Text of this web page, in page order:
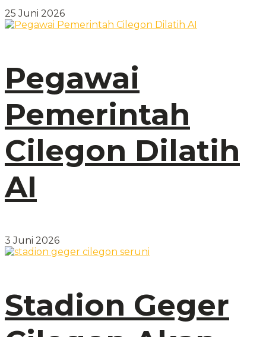
25 Juni 2026
Pegawai
Pemerintah
Cilegon Dilatih
AI
3 Juni 2026
Stadion Geger